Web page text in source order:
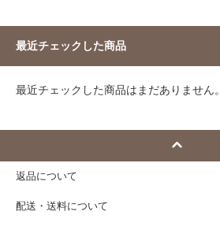
最近チェックした商品
最近チェックした商品はまだありません。
返品について
配送・送料について